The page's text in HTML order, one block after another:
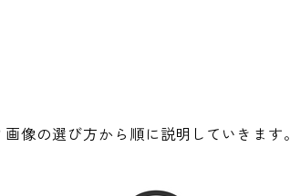
像の選び方から順に説明していきます。